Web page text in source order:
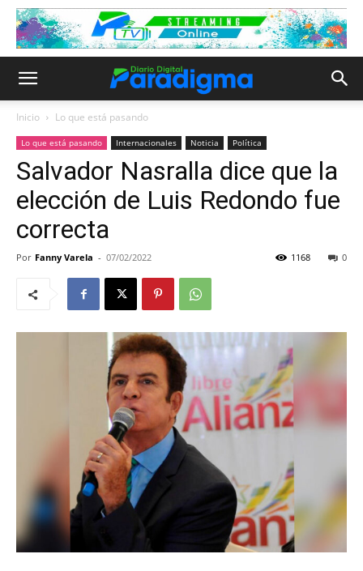
Inicio Lo que está pasando
Lo que está pasando Internacionales Noticia Política
Salvador Nasralla dice que la
elección de Luis Redondo fue
correcta
Por Fanny Varela - 07/02/2022 0
1168